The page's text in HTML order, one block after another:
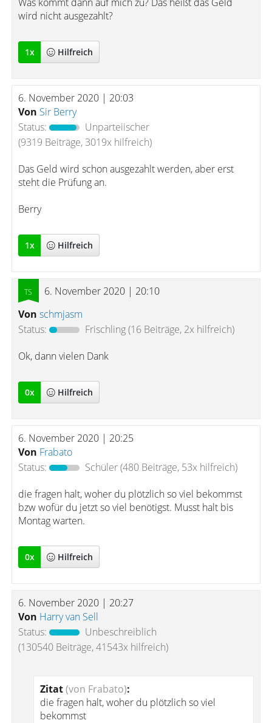
wird nicht ausgezahlt?
1x Hilfreich
6. November 2020 | 20:03
Von Sir Berry
Status:
Unparteiischer
(9319 Beiträge, 3019x hilfreich)
Das Geld wird schon ausgezahlt werden, aber erst
steht die Prüfung an.
Berry
1x Hilfreich
6. November 2020 | 20:10
Von schmjasm
Status:
Frischling(16 Beiträge, 2x hilfreich)
Ok, dann vielen Dank
0x Hilfreich
6. November 2020 | 20:25
Von Frabato
Status:
Schüler(480 Beiträge, 53x hilfreich)
die fragen halt, woher du plötzlich so viel bekommst
bzw wofür du jetzt so viel benötigst. Musst halt bis
Montag warten.
0x Hilfreich
6. November 2020 | 20:27
Von Harry van Sell
Status:
Unbeschreiblich
(130540 Beiträge, 41543x hilfreich)
Zitat(von Frabato):
die fragen halt, woher du plötzlich so viel
bekommst